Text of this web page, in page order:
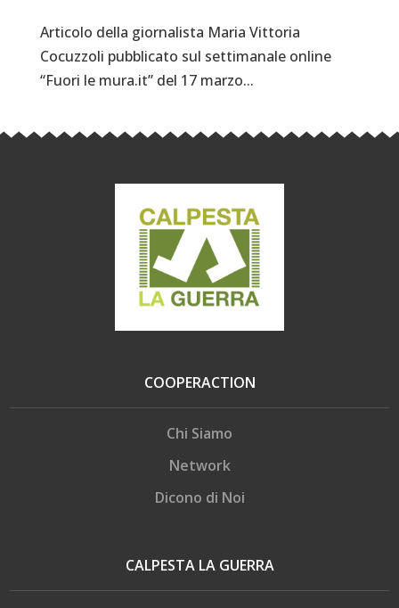
Articolo della giornalista Maria Vittoria
Cocuzzoli pubblicato sul settimanale online
“Fuori le mura.it” del 17 marzo...
COOPERACTION
Chi Siamo
Network
Dicono di Noi
CALPESTA LA GUERRA